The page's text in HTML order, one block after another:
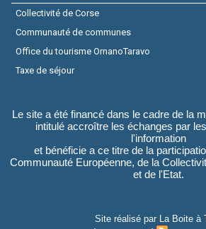
Collectivité de Corse
Communauté de communes
Office du tourisme OrnanoTaravo
Taxe de séjour
Le site a été financé dans le cadre de la
intitulé accroître les échanges par
l'information
et bénéficie a ce titre de la
Communauté Européenne, de la
et de l'Etat.
Site réalisé par La Boite à